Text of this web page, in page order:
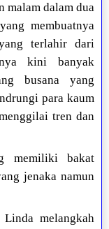
malam dalam dua
membuatnya
terlahir dari
kini banyak
busana yang
para kaum
tren dan
memiliki bakat
jenaka namun
melangkah